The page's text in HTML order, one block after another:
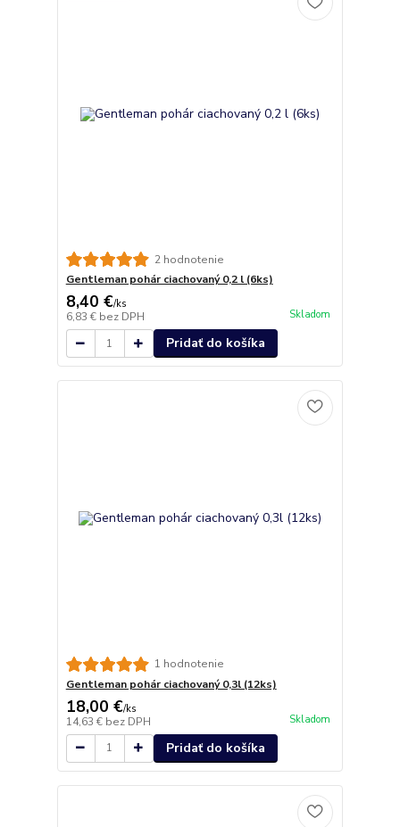
2 hodnotenie
Gentleman pohár ciachovaný 0,2 l (6ks)
8,40 €/ks
6,83 € bez DPH Skladom
Pridať do košíka
1 hodnotenie
Gentleman pohár ciachovaný 0,3l (12ks)
18,00 €/ks
14,63 € bez DPH Skladom
Pridať do košíka